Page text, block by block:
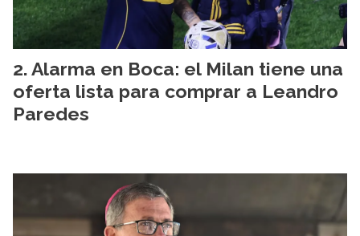
Alarma en Boca: el Milan tiene una
oferta lista para comprar a Leandro
Paredes